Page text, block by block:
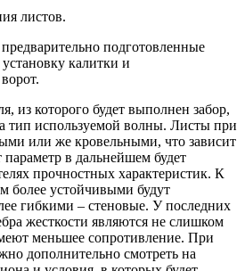
листов.
подготовленные
калитки и
из которого будет выполнен забор,
тип используемой волны. Листы при
или же кровельными, что зависит
в дальнейшем будет
прочностных характеристик. К
более устойчивыми будут
гибкими – стеновые. У последних
жесткости являются не слишком
меньшее сопротивление. При
дополнительно смотреть на